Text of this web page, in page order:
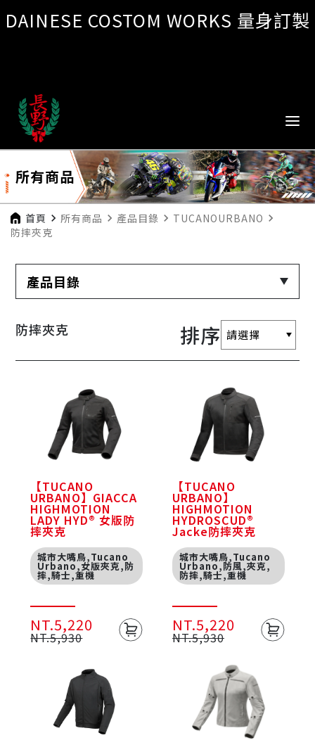
DAINESE COSTOM WORKS 量身訂製
所有商品
首頁 navigate_next 所有商品 navigate_next 產品目錄 navigate_next TUCANOURBANO navigate_next
防摔夾克
產品目錄
防摔夾克 排序
【TUCANO
URBANO】GIACCA
HIGHMOTION
LADY HYD® 女版防
摔夾克
城市大嘴鳥,Tucano
Urbano,女版夾克,防
摔,騎士,重機
NT.5,930
NT.5,220
【TUCANO
URBANO】
HIGHMOTION
HYDROSCUD®
Jacke防摔夾克
城市大嘴鳥,Tucano
Urbano,防風,夾克,
防摔,騎士,重機
NT.5,930
NT.5,220